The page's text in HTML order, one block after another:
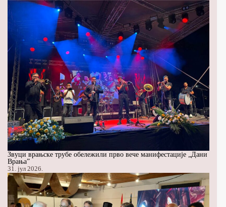
Звуци врањске трубе обележили прво вече манифестације „Дани
Врања”
31. јул 2026.